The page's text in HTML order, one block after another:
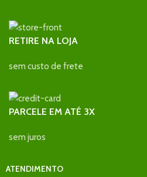
RETIRE NA LOJA
sem custo de frete
PARCELE EM ATÉ 3X
sem juros
ATENDIMENTO